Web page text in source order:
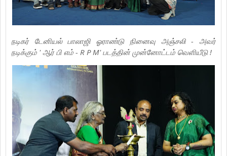
நடிகர் டேனியல் பாலாஜி ஓராண்டு நினைவு அஞ்சலி - அவர்
நடிக்கும் ' ஆர் பி எம் - R P M' படத்தின் முன்னோட்டம் வெளியீடு !